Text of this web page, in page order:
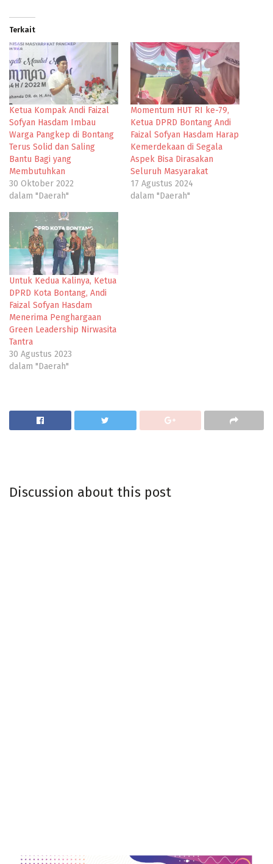
Terkait
Ketua Kompak Andi Faizal
Sofyan Hasdam Imbau
Warga Pangkep di Bontang
Terus Solid dan Saling
Bantu Bagi yang
Membutuhkan
30 Oktober 2022
dalam "Daerah"
Momentum HUT RI ke-79,
Ketua DPRD Bontang Andi
Faizal Sofyan Hasdam Harap
Kemerdekaan di Segala
Aspek Bisa Dirasakan
Seluruh Masyarakat
17 Agustus 2024
dalam "Daerah"
Untuk Kedua Kalinya, Ketua
DPRD Kota Bontang, Andi
Faizal Sofyan Hasdam
Menerima Penghargaan
Green Leadership Nirwasita
Tantra
30 Agustus 2023
dalam "Daerah"
Discussion about this post